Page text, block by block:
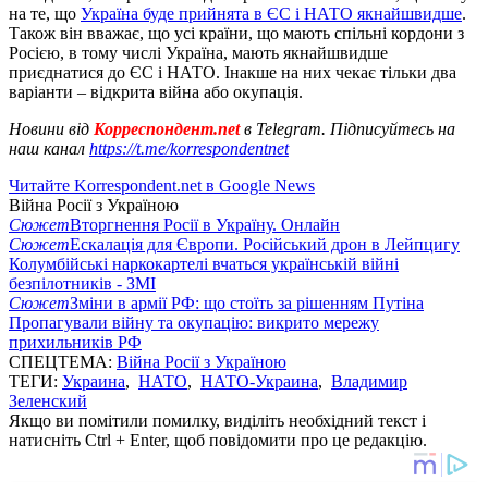
на те, що Україна буде прийнята в ЄС і НАТО якнайшвидше.
Також він вважає, що усі країни, що мають спільні кордони з
Росією, в тому числі Україна, мають якнайшвидше
приєднатися до ЄС і НАТО. Інакше на них чекає тільки два
варіанти – відкрита війна або окупація.
Новини від Корреспондент.netв Telegram. Підписуйтесь на
наш канал https://t.me/korrespondentnet
Читайте Korrespondent.net в Google News
Війна Росії з Україною
СюжетВторгнення Росії в Україну. Онлайн
СюжетЕскалація для Європи. Російський дрон в Лейпцигу
Колумбійські наркокартелі вчаться українській війні
безпілотників - ЗМІ
СюжетЗміни в армії РФ: що стоїть за рішенням Путіна
Пропагували війну та окупацію: викрито мережу
прихильників РФ
СПЕЦТЕМА: Війна Росії з Україною
ТЕГИ: Украина, НАТО, НАТО-Украина, Владимир
Зеленский
Якщо ви помітили помилку, виділіть необхідний текст і
натисніть Ctrl + Enter, щоб повідомити про це редакцію.